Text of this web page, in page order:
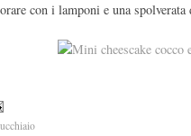
con i lamponi e una spolverata